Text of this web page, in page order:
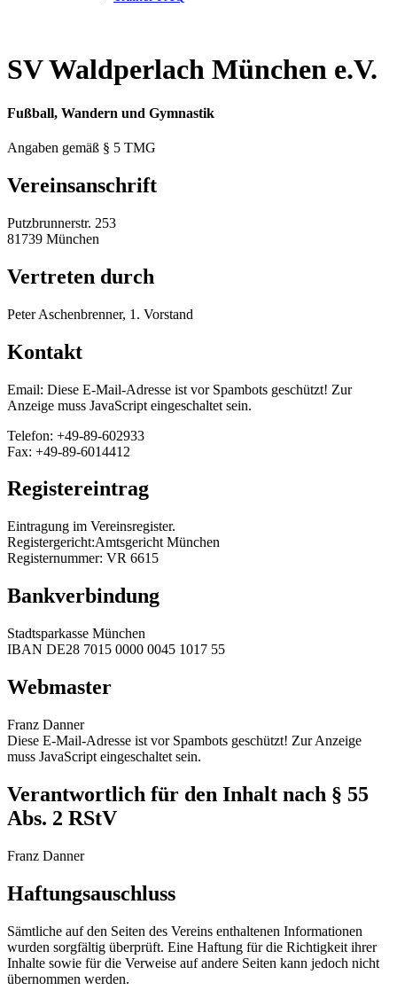
SV Waldperlach München e.V.
Fußball, Wandern und Gymnastik
Angaben gemäß § 5 TMG
Vereinsanschrift
Putzbrunnerstr. 253
81739 München
Vertreten durch
Peter Aschenbrenner, 1. Vorstand
Kontakt
Email: Diese E-Mail-Adresse ist vor Spambots geschützt! Zur
Anzeige muss JavaScript eingeschaltet sein.
Telefon: +49-89-602933
Fax: +49-89-6014412
Registereintrag
Eintragung im Vereinsregister.
Registergericht:Amtsgericht München
Registernummer: VR 6615
Bankverbindung
Stadtsparkasse München
IBAN DE28 7015 0000 0045 1017 55
Webmaster
Franz Danner
Diese E-Mail-Adresse ist vor Spambots geschützt! Zur Anzeige
muss JavaScript eingeschaltet sein.
Verantwortlich für den Inhalt nach § 55
Abs. 2 RStV
Franz Danner
Haftungsauschluss
Sämtliche auf den Seiten des Vereins enthaltenen Informationen
wurden sorgfältig überprüft. Eine Haftung für die Richtigkeit ihrer
Inhalte sowie für die Verweise auf andere Seiten kann jedoch nicht
übernommen werden.